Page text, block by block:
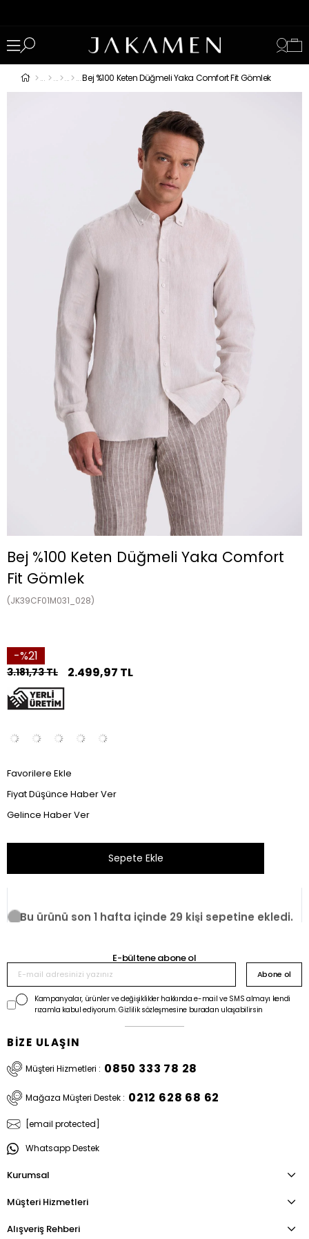
Bej %100 Keten Düğmeli Yaka Comfort Fit Gömlek
Bej %100 Keten Düğmeli Yaka Comfort
Fit Gömlek
(JK39CF01M031_028)
21
3.181,73 TL 2.499,97 TL
Favorilere Ekle
Fiyat Düşünce Haber Ver
Gelince Haber Ver
E-bültene abone ol
Abone ol
Kampanyalar, ürünler ve değişiklikler hakkında e-mail ve SMS almayı kendi
rızamla kabul ediyorum. Gizlilik sözleşmesine buradan ulaşabilirsin
BİZE ULAŞIN
Müşteri Hizmetleri : 0850 333 78 28
Mağaza Müşteri Destek : 0212 628 68 62
[email protected]
Whatsapp Destek
Kurumsal
Müşteri Hizmetleri
Alışveriş Rehberi